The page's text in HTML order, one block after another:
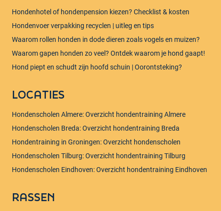
Hondenhotel of hondenpension kiezen? Checklist & kosten
Hondenvoer verpakking recyclen | uitleg en tips
Waarom rollen honden in dode dieren zoals vogels en muizen?​
Waarom gapen honden zo veel? Ontdek waarom je hond gaapt!
Hond piept en schudt zijn hoofd schuin | Oorontsteking?
LOCATIES
Hondenscholen Almere: Overzicht hondentraining Almere
Hondenscholen Breda: Overzicht hondentraining Breda
Hondentraining in Groningen: Overzicht hondenscholen
Hondenscholen Tilburg: Overzicht hondentraining Tilburg
Hondenscholen Eindhoven: Overzicht hondentraining Eindhoven
RASSEN